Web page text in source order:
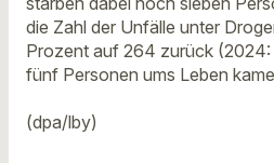
die Zahl der Unfälle unter
Prozent auf 264 zurück
fünf Personen ums Leben
(dpa/lby)